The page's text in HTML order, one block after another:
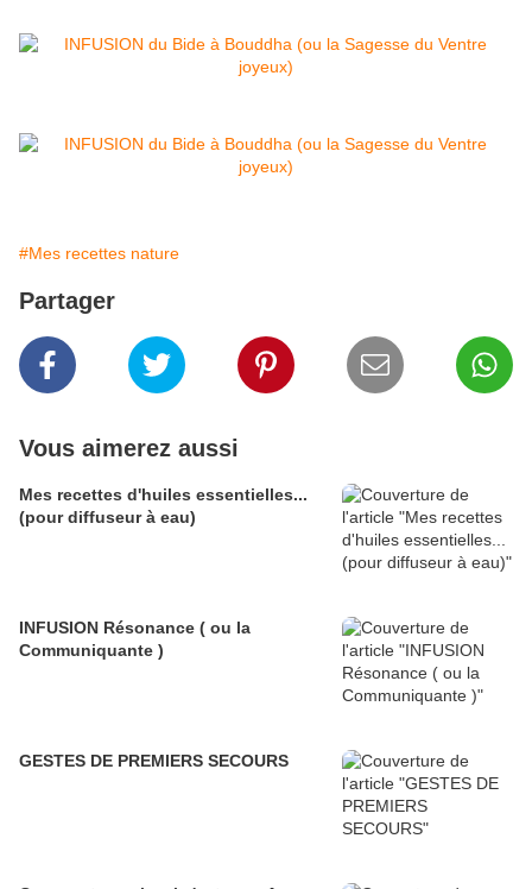
#Mes recettes nature
Partager
Vous aimerez aussi
Mes recettes d'huiles essentielles...
(pour diffuseur à eau)
INFUSION Résonance ( ou la
Communiquante )
GESTES DE PREMIERS SECOURS